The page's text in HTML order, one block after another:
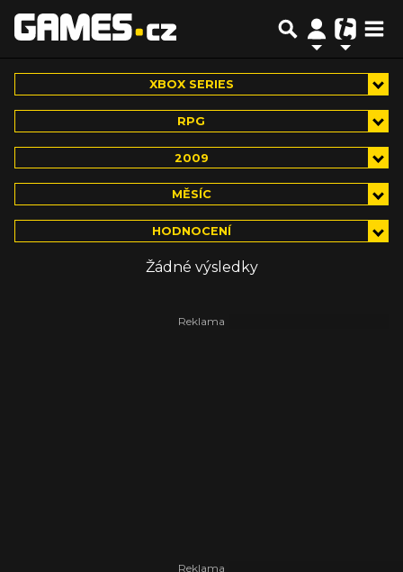
XBOX SERIES
RPG
2009
MĚSÍC
HODNOCENÍ
Žádné výsledky